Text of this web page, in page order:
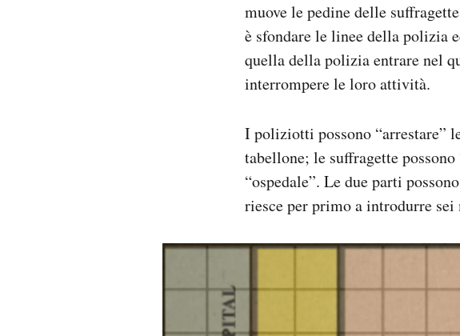
muove le pedine delle
è sfondare le linee della polizia
quella della polizia entrare nel
interrompere le loro attività.
I poliziotti possono “arrestare”
tabellone; le suffragette
“ospedale”. Le due parti
riesce per primo a introdurre